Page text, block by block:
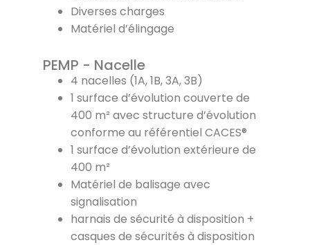
Diverses charges
Matériel d’élingage
PEMP - Nacelle
4 nacelles (1A, 1B, 3A, 3B)
1 surface d’évolution couverte de
400 m² avec structure d’évolution
conforme au référentiel CACES®
1 surface d’évolution extérieure de
400 m²
Matériel de balisage avec
signalisation
harnais de sécurité à disposition +
casques de sécurités à disposition